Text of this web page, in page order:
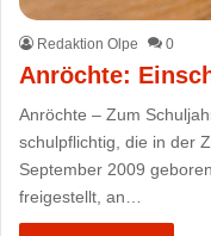
Redaktion Olpe 0
Anröchte:
Anröchte – Zum
schulpflichtig, die in der
September 2009
freigestellt, an…